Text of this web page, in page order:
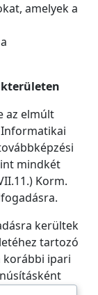
amelyek a
az elmúlt
mindkét
Korm.
kerültek
tartozó
korábbi ipari